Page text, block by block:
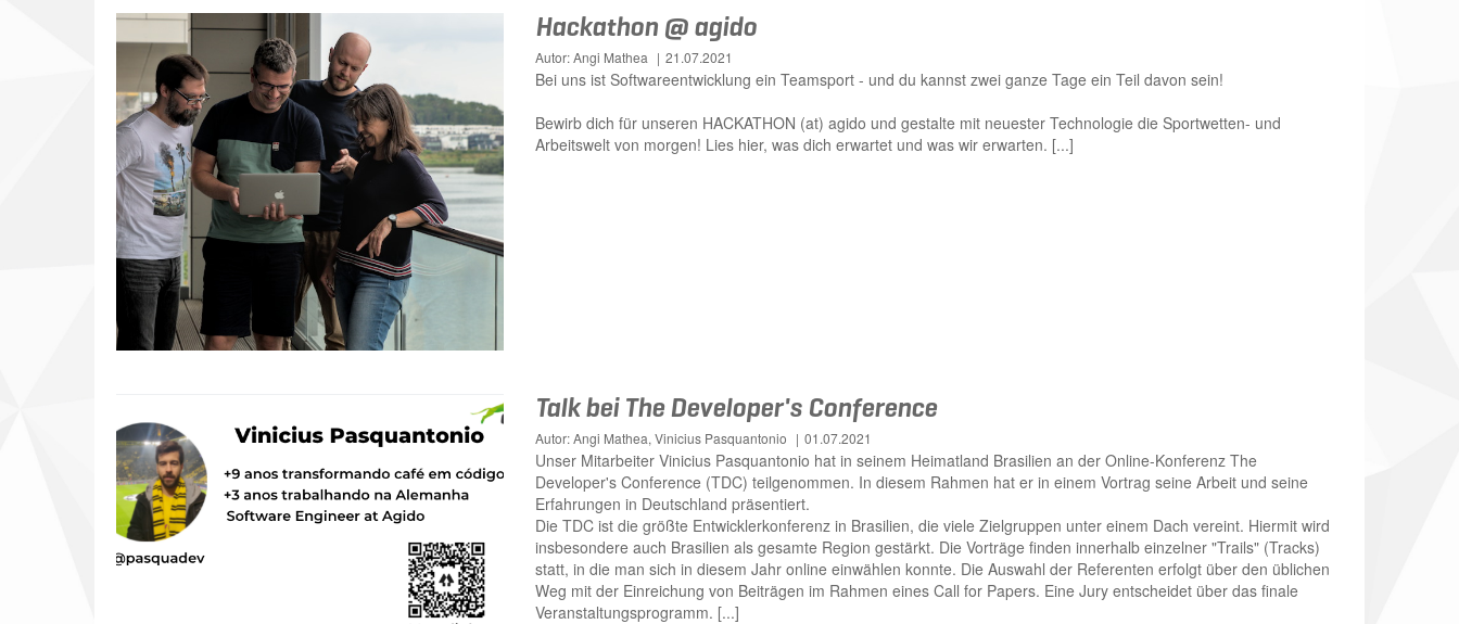
Hackathon @ agido
Autor: Angi Mathea 21.07.2021
Bei uns ist Softwareentwicklung ein Teamsport - und du kannst zwei ganze Tage ein Teil davon sein!
Bewirb dich für unseren HACKATHON (at) agido und gestalte mit neuester Technologie die Sportwetten- und
Arbeitswelt von morgen! Lies hier, was dich erwartet und was wir erwarten. [...]
Talk bei The Developer's Conference
Autor: Angi Mathea, Vinicius Pasquantonio 01.07.2021
Unser Mitarbeiter Vinicius Pasquantonio hat in seinem Heimatland Brasilien an der Online-Konferenz The
Developer's Conference (TDC) teilgenommen. In diesem Rahmen hat er in einem Vortrag seine Arbeit und seine
Erfahrungen in Deutschland präsentiert.
Die TDC ist die größte Entwicklerkonferenz in Brasilien, die viele Zielgruppen unter einem Dach vereint. Hiermit wird
insbesondere auch Brasilien als gesamte Region gestärkt. Die Vorträge finden innerhalb einzelner "Trails" (Tracks)
statt, in die man sich in diesem Jahr online einwählen konnte. Die Auswahl der Referenten erfolgt über den üblichen
Weg mit der Einreichung von Beiträgen im Rahmen eines Call for Papers. Eine Jury entscheidet über das finale
Veranstaltungsprogramm. [...]